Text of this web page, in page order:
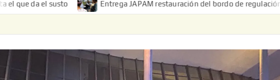
susto Entrega JAPAM restauración del bordo de regulación en el Ejido